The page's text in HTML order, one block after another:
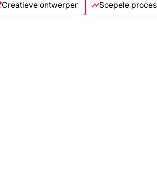
Creatieve ontwerpen Soepele